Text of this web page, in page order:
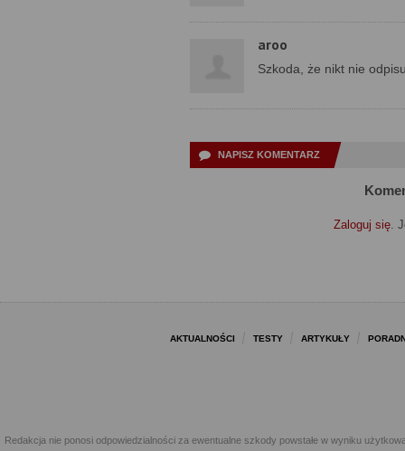
aroo
Szkoda, że nikt nie
NAPISZ KOMENTARZ
Zaloguj się.
AKTUALNOŚCI TESTY ARTYKUŁY
Redakcja nie ponosi odpowiedzialności za ewentualne szkody powstałe w wyniku